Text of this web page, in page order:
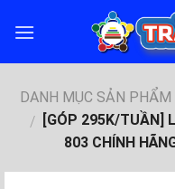
DANH MỤC SẢN PHẨM
/
[GÓP 295K/TUẦN]
803 CHÍNH